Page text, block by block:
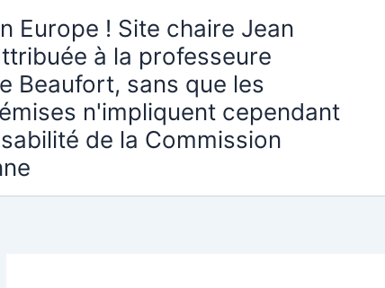
Europe ! Site chaire Jean
à la professeure
Beaufort, sans que les
n'impliquent cependant
de la Commission